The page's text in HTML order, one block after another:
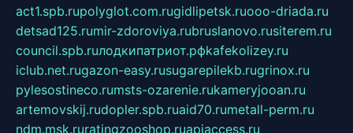
act1.spb.rupolyglot.com.rugidlipetsk.ruooo-driada.ru
detsad125.rumir-zdoroviya.rubruslanovo.rusiterem.ru
council.spb.ruлодкипатриот.рфkafekolizey.ru
iclub.net.rugazon-easy.rusugarepilekb.rugrinox.ru
pylesostineco.rumsts-ozarenie.rukameryjooan.ru
artemovskij.rudopler.spb.ruaid70.rumetall-perm.ru
ndm.msk.ruratingzooshop.ruapiaccess.ru